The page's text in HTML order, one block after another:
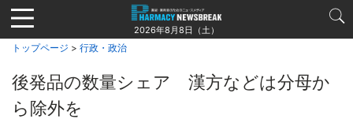
Jump
to
navigation
2026年8月8日（土）
トップページ > 行政・政治
後発品の数量シェア 漢方などは分母か
ら除外を